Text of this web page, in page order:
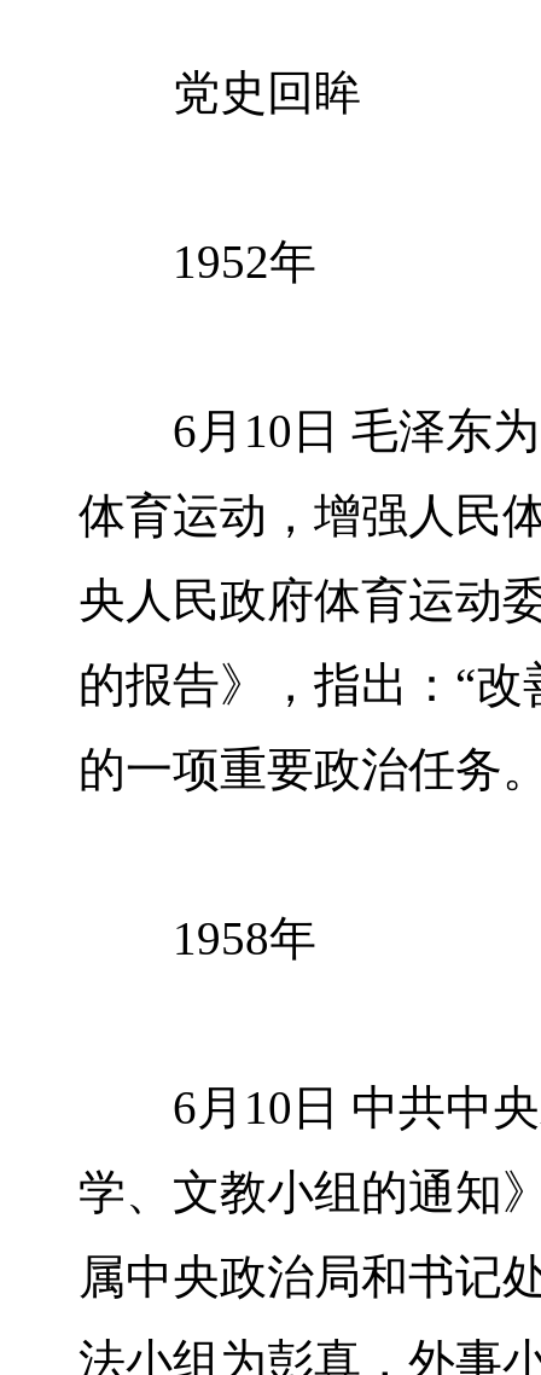
党史回眸
1952年
6月10日 毛泽东为
体育运动，增强人民
央人民政府体育运动
的报告》，指出：“
的一项重要政治任务
1958年
6月10日 中共中央
学、文教小组的通知
属中央政治局和书记
法小组为彭真，外事